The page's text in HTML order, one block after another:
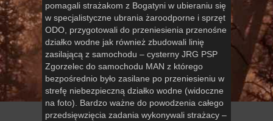
pomagali strażakom z Bogatyni w ubieraniu się
w specjalistyczne ubrania żaroodporne i sprzęt
ODO, przygotowali do przeniesienia przenośne
działko wodne jak również zbudowali linię
zasilającą z samochodu – cysterny JRG PSP
Zgorzelec do samochodu MAN z którego
bezpośrednio było zasilane po przeniesieniu w
strefę niebezpieczną działko wodne (widoczne
na foto). Bardzo ważne do powodzenia całego
przedsięwzięcia zadania wykonywali strażacy –